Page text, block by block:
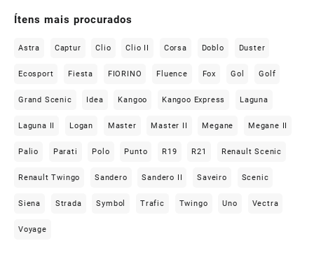
Ítens mais procurados
Astra Captur Clio Clio II Corsa Doblo Duster
Ecosport Fiesta FIORINO Fluence Fox Gol Golf
Grand Scenic Idea Kangoo Kangoo Express Laguna
Laguna II Logan Master Master II Megane Megane II
Palio Parati Polo Punto R19 R21 Renault Scenic
Renault Twingo Sandero Sandero II Saveiro Scenic
Siena Strada Symbol Trafic Twingo Uno Vectra
Voyage